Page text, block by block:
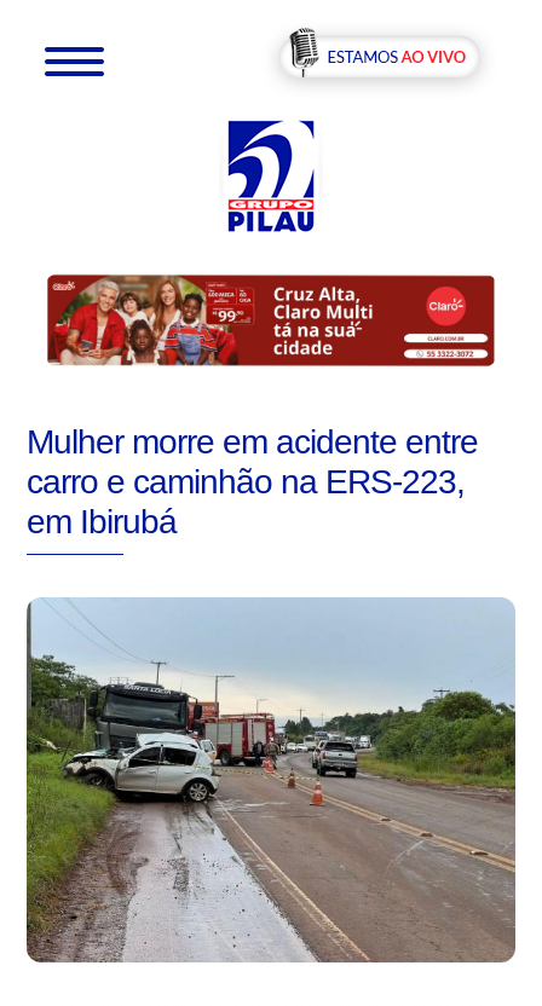
Mulher morre em acidente entre
carro e caminhão na ERS-223,
em Ibirubá